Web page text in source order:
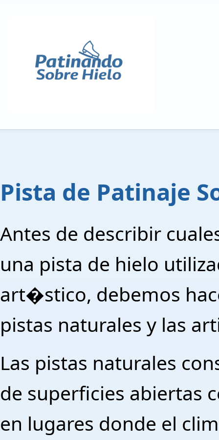
Pista de Patinaje
Antes de describir
una pista de hielo
art�stico, debemos
pistas naturales y las
Las pistas naturales
de superficies abiertas
en lugares donde el